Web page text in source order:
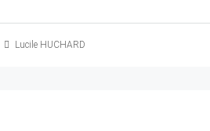
Lucile HUCHARD